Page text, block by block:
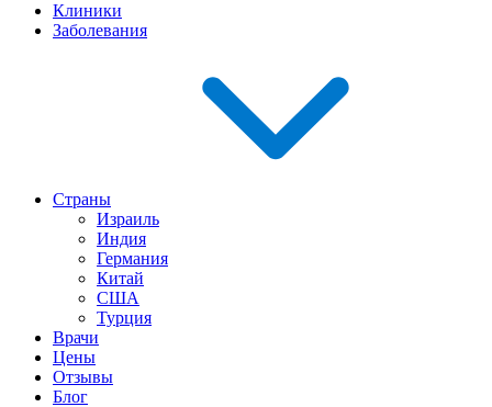
Клиники
Заболевания
Страны
Израиль
Индия
Германия
Китай
США
Турция
Врачи
Цены
Отзывы
Блог